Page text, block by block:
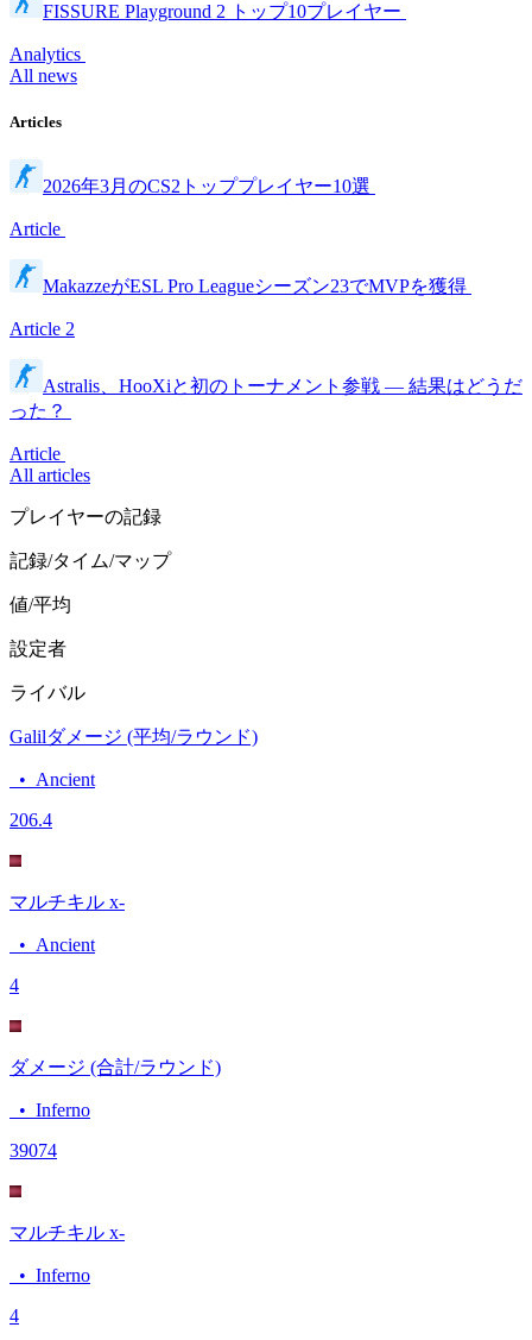
FISSURE Playground 2 トップ10プレイヤー
Analytics
All news
Articles
2026年3月のCS2トッププレイヤー10選
Article
MakazzeがESL Pro Leagueシーズン23でMVPを獲得
Article 2
Astralis、HooXiと初のトーナメント参戦 — 結果はどうだ
った？
Article
All articles
プレイヤーの記録
記録/タイム/マップ
値/平均
設定者
ライバル
Galilダメージ (平均/ラウンド)
• Ancient
206.4
マルチキル x-
• Ancient
4
ダメージ (合計/ラウンド)
• Inferno
39074
マルチキル x-
• Inferno
4